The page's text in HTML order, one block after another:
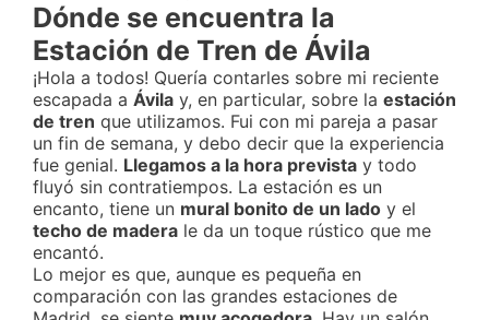
Dónde se encuentra la
Estación de Tren de Ávila
¡Hola a todos! Quería contarles sobre mi reciente
escapada a Ávila y, en particular, sobre la estación
de tren que utilizamos. Fui con mi pareja a pasar
un fin de semana, y debo decir que la experiencia
fue genial. Llegamos a la hora prevista y todo
fluyó sin contratiempos. La estación es un
encanto, tiene un mural bonito de un lado y el
techo de madera le da un toque rústico que me
encantó.
Lo mejor es que, aunque es pequeña en
comparación con las grandes estaciones de